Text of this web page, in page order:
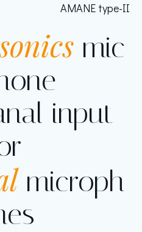
AMANE type-II
mic
input
microph